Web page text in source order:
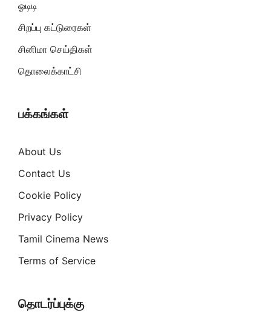
ஓடிடி
சிறப்பு கட்டுரைகள்
சினிமா செய்திகள்
தொலைக்காட்சி
பக்கங்கள்
About Us
Contact Us
Cookie Policy
Privacy Policy
Tamil Cinema News
Terms of Service
தொடர்ப்புக்கு